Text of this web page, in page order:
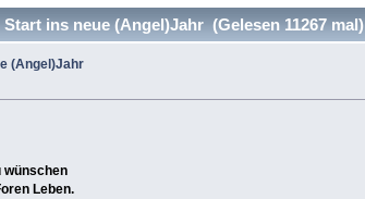
ins neue (Angel)Jahr (Gelesen 11267 mal)
(Angel)Jahr
wünschen
Leben.